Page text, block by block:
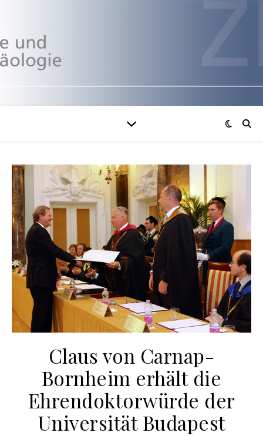
Claus von Carnap-
Bornheim erhält die
Ehrendoktorwürde der
Universität Budapest